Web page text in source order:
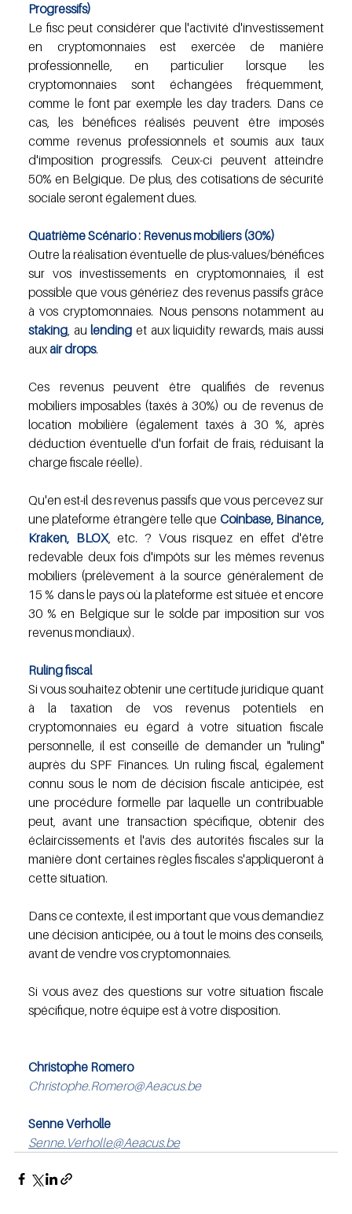
Progressifs)
Le fisc peut considérer que l'activité d'investissement
en cryptomonnaies est exercée de manière
professionnelle, en particulier lorsque les
cryptomonnaies sont échangées fréquemment,
comme le font par exemple les day traders. Dans ce
cas, les bénéfices réalisés peuvent être imposés
comme revenus professionnels et soumis aux taux
d'imposition progressifs. Ceux-ci peuvent atteindre
50% en Belgique. De plus, des cotisations de sécurité
sociale seront également dues.
Quatrième Scénario : Revenus mobiliers (30%)
Outre la réalisation éventuelle de plus-values/bénéfices
sur vos investissements en cryptomonnaies, il est
possible que vous génériez des revenus passifs grâce
staking, au lending et aux liquidity rewards, mais aussi
aux air drops.
Ces revenus peuvent être qualifiés de revenus
mobiliers imposables (taxés à 30%) ou de revenus de
location mobilière (également taxés à 30 %, après
déduction éventuelle d'un forfait de frais, réduisant la
charge fiscale réelle).
Qu'en est-il des revenus passifs que vous percevez sur
une plateforme étrangère telle que Coinbase, Binance,
Kraken, BLOX, etc. ? Vous risquez en effet d'être
redevable deux fois d'impôts sur les mêmes revenus
mobiliers (prélèvement à la source généralement de
15 % dans le pays où la plateforme est située et encore
30 % en Belgique sur le solde par imposition sur vos
revenus mondiaux).
Ruling fiscal
Si vous souhaitez obtenir une certitude juridique quant
à la taxation de vos revenus potentiels en
cryptomonnaies eu égard à votre situation fiscale
personnelle, il est conseillé de demander un "ruling"
auprès du SPF Finances. Un ruling fiscal, également
connu sous le nom de décision fiscale anticipée, est
une procédure formelle par laquelle un contribuable
peut, avant une transaction spécifique, obtenir des
éclaircissements et l'avis des autorités fiscales sur la
manière dont certaines règles fiscales s'appliqueront à
cette situation.
Dans ce contexte, il est important que vous demandiez
une décision anticipée, ou à tout le moins des conseils,
avant de vendre vos cryptomonnaies.
Si vous avez des questions sur votre situation fiscale
spécifique, notre équipe est à votre disposition.
Christophe Romero
Christophe.Romero@Aeacus.be
Senne Verholle
Senne.Verholle@Aeacus.be